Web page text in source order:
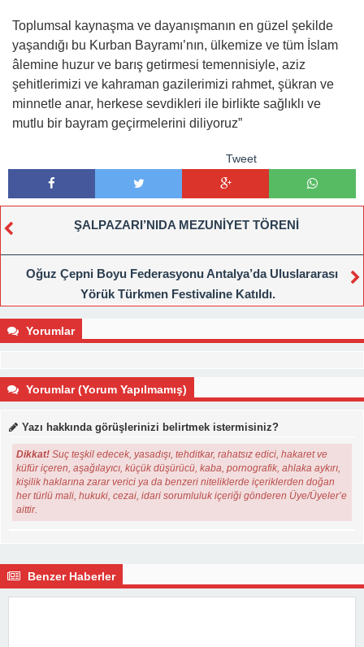
Toplumsal kaynaşma ve dayanışmanın en güzel şekilde
yaşandığı bu Kurban Bayramı’nın, ülkemize ve tüm İslam
âlemine huzur ve barış getirmesi temennisiyle, aziz
şehitlerimizi ve kahraman gazilerimizi rahmet, şükran ve
minnetle anar, herkese sevdikleri ile birlikte sağlıklı ve
mutlu bir bayram geçirmelerini diliyoruz”
Tweet
ŞALPAZARI’NIDA MEZUNİYET TÖRENİ
Oğuz Çepni Boyu Federasyonu Antalya’da Uluslararası
Yörük Türkmen Festivaline Katıldı.
Yorumlar
Yorumlar (Yorum Yapılmamış)
Yazı hakkında görüşlerinizi belirtmek istermisiniz?
Dikkat! Suç teşkil edecek, yasadışı, tehditkar, rahatsız edici, hakaret ve
küfür içeren, aşağılayıcı, küçük düşürücü, kaba, pornografik, ahlaka aykırı,
kişilik haklarına zarar verici ya da benzeri niteliklerde içeriklerden doğan
her türlü mali, hukuki, cezai, idari sorumluluk içeriği gönderen Üye/Üyeler’e
aittir.
Benzer Haberler